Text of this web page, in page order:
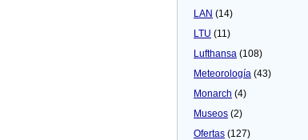
LAN (14)
LTU (11)
Lufthansa (108)
Meteorologí­a (43)
Monarch (4)
Museos (2)
Ofertas (127)